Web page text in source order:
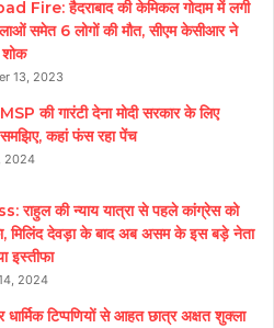
Fire: हैदराबाद की केमिकल गोदाम में लगी
समेत 6 लोगों की मौत, सीएम केसीआर ने
शोक
13, 2023
की गारंटी देना मोदी सरकार के लिए
कहां फंस रहा पेंच
2024
राहुल की न्याय यात्रा से पहले कांग्रेस को
मिलिंद देवड़ा के बाद अब असम के इस बड़े नेता
इस्तीफा
2024
टिप्पणियों से आहत छात्र अक्षत शुक्ला